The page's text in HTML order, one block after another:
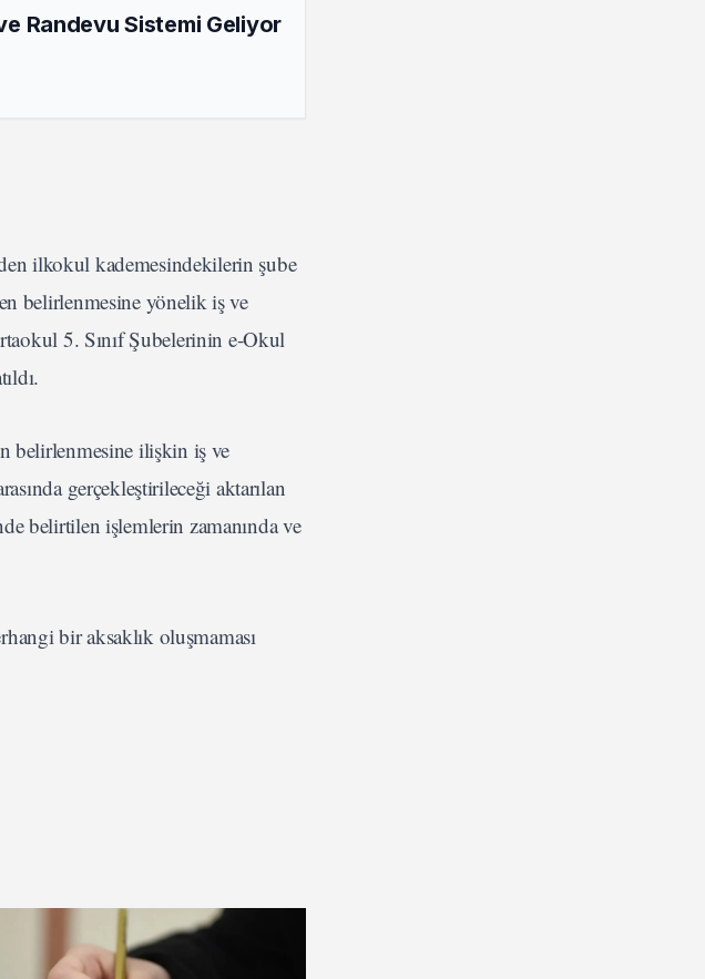
Randevu Sistemi Geliyor
ilkokul kademesindekilerin şube
belirlenmesine yönelik iş ve
5. Sınıf Şubelerinin e-Okul
belirlenmesine ilişkin iş ve
gerçekleştirileceği aktarılan
belirtilen işlemlerin zamanında ve
bir aksaklık oluşmaması